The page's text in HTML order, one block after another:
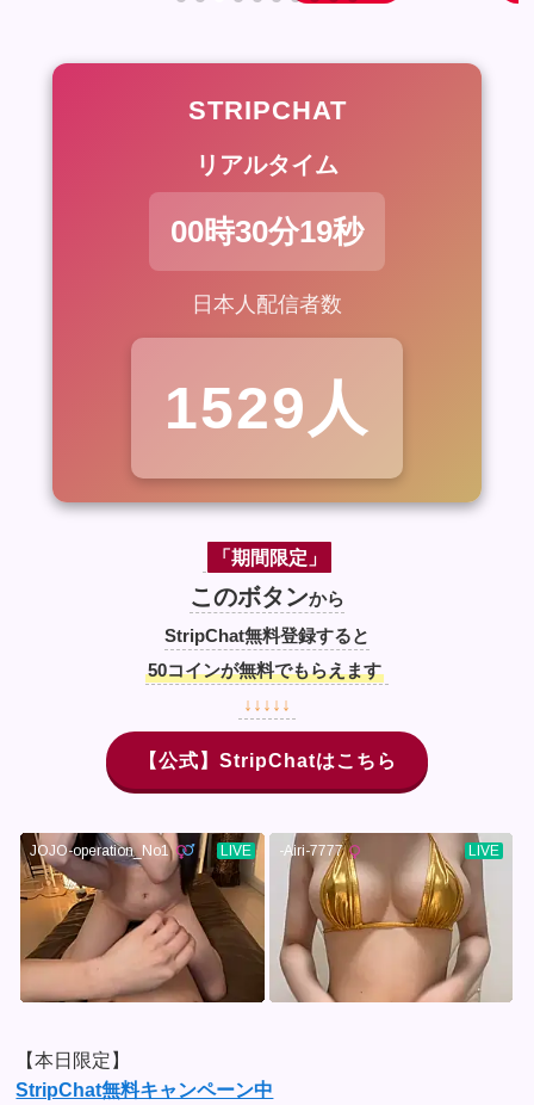
STRIPCHAT
リアルタイム
00時30分20秒
日本人配信者数
1511人
「期間限定」
このボタンから
StripChat無料登録すると
50コインが無料でもらえます
↓↓↓↓↓
【公式】StripChatはこちら
【本日限定】
StripChat無料キャンペーン中